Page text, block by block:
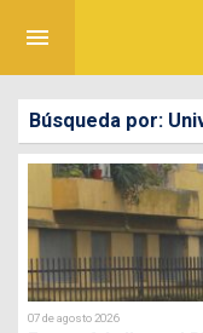
menu
Búsqueda por:
07 de agosto 2026